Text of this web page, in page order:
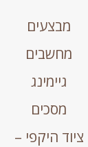
מבצעים
מחשבים
גיימינג
מסכים
ציוד היקפי –